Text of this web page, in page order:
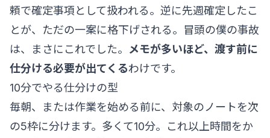
頼で確定事項として扱われる。逆に先週確定したこ
とが、ただの一案に格下げされる。冒頭の僕の事故
は、まさにこれでした。 メモが多いほど、渡す前に
仕分ける必要が出てくるわけです。
10分でやる仕分けの型
毎朝、または作業を始める前に、対象のノートを次
の5枠に分けます。多くて10分。これ以上時間をか